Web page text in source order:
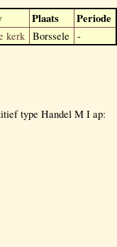
Plaats Periode
kerk Borssele -
type Handel M I ap: